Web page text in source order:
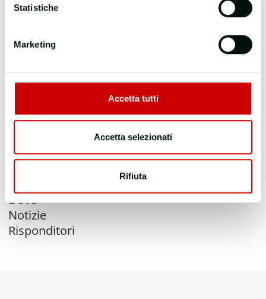
Statistiche
Marketing
Accetta tutti
Accetta selezionati
Rifiuta
Chi siamo
Campagne
Dove
Notizie
Risponditori